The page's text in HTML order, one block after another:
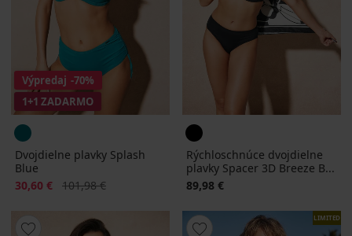
Výpredaj -70%
1+1 ZADARMO
Dvojdielne plavky Splash
Blue
Zľava
30,60 € Pôvodná cena
101,98 €
Rýchloschnúce dvojdielne
plavky Spacer 3D Breeze B...
89,98 €
LIMITED